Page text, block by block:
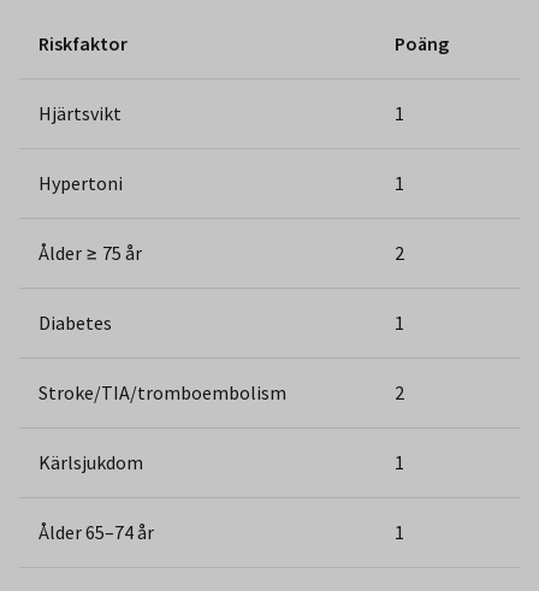
Riskfaktor Poäng
Hjärtsvikt 1
Hypertoni 1
Ålder ≥ 75 år 2
Diabetes 1
Stroke/TIA/tromboembolism 2
Kärlsjukdom 1
Ålder 65–74 år 1